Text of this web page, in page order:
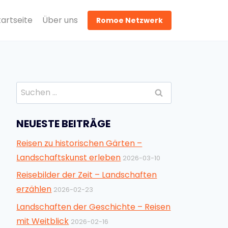
Über uns Romoe Netzwerk
Suchen
nach:
NEUESTE BEITRÄGE
Reisen zu historischen Gärten –
Landschaftskunst erleben 2026-03-10
Reisebilder der Zeit – Landschaften
erzählen 2026-02-23
Landschaften der Geschichte – Reisen
mit Weitblick 2026-02-16